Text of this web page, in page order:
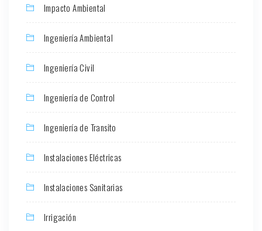
Impacto Ambiental
Ingeniería Ambiental
Ingeniería Civil
Ingeniería de Control
Ingeniería de Transito
Instalaciones Eléctricas
Instalaciones Sanitarias
Irrigación